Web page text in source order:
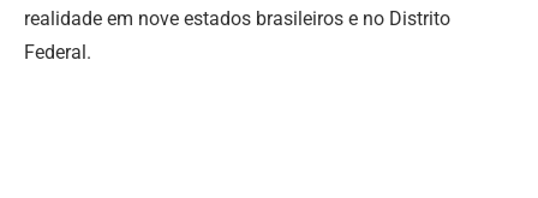
realidade em nove estados brasileiros e no Distrito
Federal.